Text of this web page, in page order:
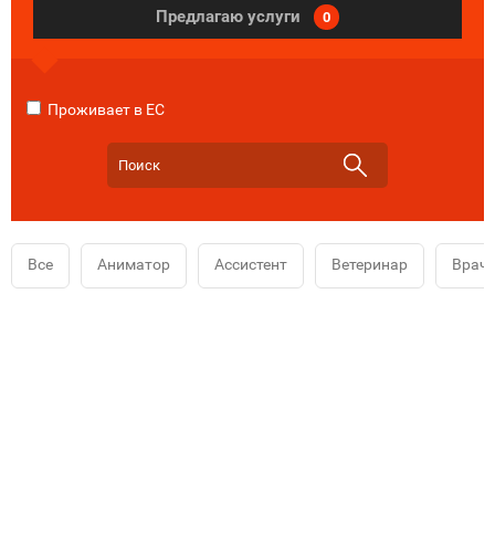
Предлагаю услуги 0
Проживает в ЕС
Все Аниматор Ассистент Ветеринар Врач